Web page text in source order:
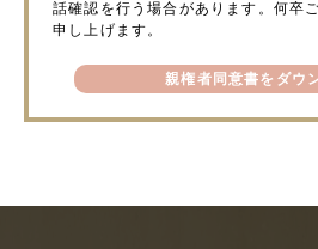
話確認を行う場合があります。何卒
申し上げます。
親権者同意書をダウ